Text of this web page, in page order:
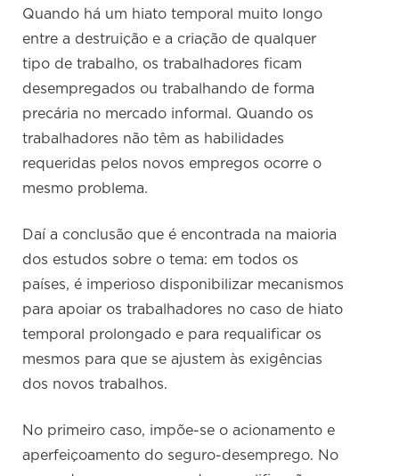
Quando há um hiato temporal muito longo
entre a destruição e a criação de qualquer
tipo de trabalho, os trabalhadores ficam
desempregados ou trabalhando de forma
precária no mercado informal. Quando os
trabalhadores não têm as habilidades
requeridas pelos novos empregos ocorre o
mesmo problema.
Daí a conclusão que é encontrada na maioria
dos estudos sobre o tema: em todos os
países, é imperioso disponibilizar mecanismos
para apoiar os trabalhadores no caso de hiato
temporal prolongado e para requalificar os
mesmos para que se ajustem às exigências
dos novos trabalhos.
No primeiro caso, impõe-se o acionamento e
aperfeiçoamento do seguro-desemprego. No